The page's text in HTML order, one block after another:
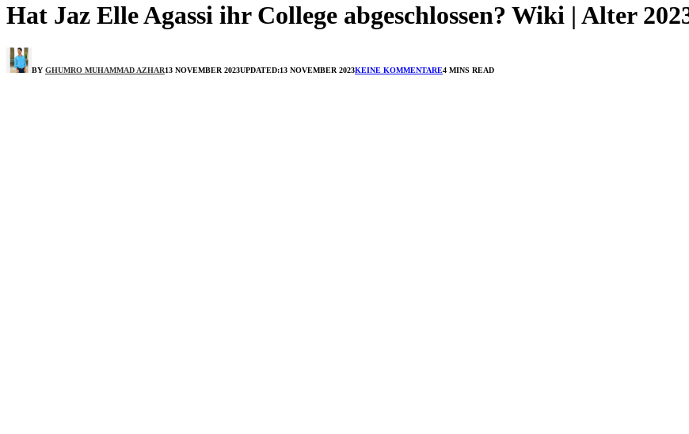
Hat Jaz Elle Agassi ihr College abgeschlossen? Wiki | Alter
BY GHUMRO MUHAMMAD AZHAR13 NOVEMBER 2023UPDATED:13 NOVEMBER 2023KEINE KOMMENTARE4 MINS READ